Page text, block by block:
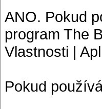
ANO. Pokud
program The
Vlastnosti |
Pokud